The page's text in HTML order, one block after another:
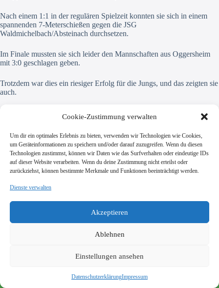
Cookie-Zustimmung verwalten
Um dir ein optimales Erlebnis zu bieten, verwenden wir Technologien wie Cookies,
um Geräteinformationen zu speichern und/oder darauf zuzugreifen. Wenn du diesen
Technologien zustimmst, können wir Daten wie das Surfverhalten oder eindeutige IDs
auf dieser Website verarbeiten. Wenn du deine Zustimmung nicht erteilst oder
zurückziehst, können bestimmte Merkmale und Funktionen beeinträchtigt werden.
Dienste verwalten
Akzeptieren
Ablehnen
Einstellungen ansehen
DatenschutzerklärungImpressum
Nach einem 1:1 in der regulären Spielzeit konnten sie sich in einem
spannenden 7-Meterschießen gegen die JSG
Waldmichelbach/Absteinach durchsetzen.
Im Finale mussten sie sich leider den Mannschaften aus Oggersheim
mit 3:0 geschlagen geben.
Trotzdem war dies ein riesiger Erfolg für die Jungs, und das zeigten sie
auch.
SV Viktoria Klein-Zimmern 1945 e.V.
Impressum
© 2026 SV Viktoria Klein-Zimmern 1945 e.V. - Realisierung